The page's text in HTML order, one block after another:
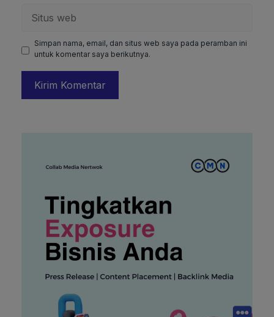
web
Simpan nama, email, dan situs web saya pada peramban ini
untuk komentar saya berikutnya.